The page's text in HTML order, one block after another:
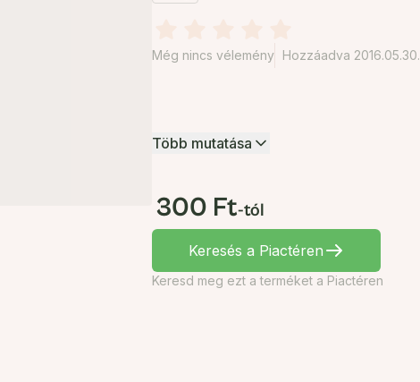
Még nincs vélemény Hozzáadva 2016.05.30.
Több mutatása
300 Ft-tól
Keresés a Piactéren
Keresd meg ezt a terméket a Piactéren